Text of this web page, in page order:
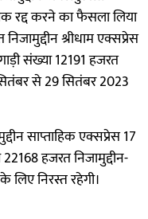
रद्द करने का फैसला लिया
श्रीधाम एक्सप्रेस
संख्या 12191 हजरत
से 29 सितंबर 2023
साप्ताहिक एक्सप्रेस 17
हजरत निजामुद्दीन-
लिए निरस्त रहेगी।